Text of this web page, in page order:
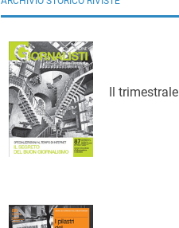
Il trimestrale